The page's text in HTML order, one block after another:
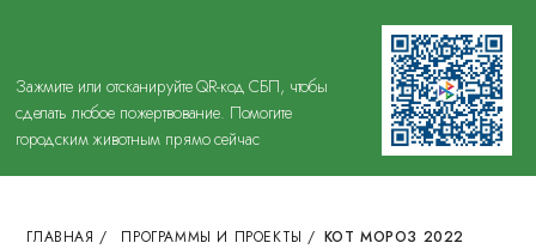
Зажмите или отсканируйте QR-код СБП, чтобы
сделать любое пожертвование. Помогите
городским животным прямо сейчас
ГЛАВНАЯ / ПРОГРАММЫ И ПРОЕКТЫ / КОТ МОРОЗ 2022